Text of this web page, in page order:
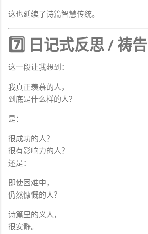
这也延续了诗篇智慧传统。
7️⃣ 日记式反思 / 祷告
这一段让我想到：
我真正羡慕的人，
到底是什么样的人？
是：
很成功的人？
很有影响力的人？
还是：
即使困难中，
仍然慷慨的人？
诗篇里的义人，
很安静。